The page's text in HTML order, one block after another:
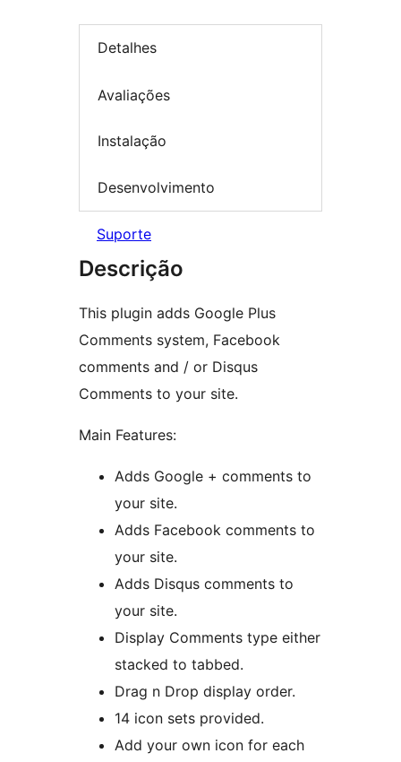
Detalhes
Avaliações
Instalação
Desenvolvimento
Suporte
Descrição
This plugin adds Google Plus
Comments system, Facebook
comments and / or Disqus
Comments to your site.
Main Features:
Adds Google + comments to
your site.
Adds Facebook comments to
your site.
Adds Disqus comments to
your site.
Display Comments type either
stacked to tabbed.
Drag n Drop display order.
14 icon sets provided.
Add your own icon for each